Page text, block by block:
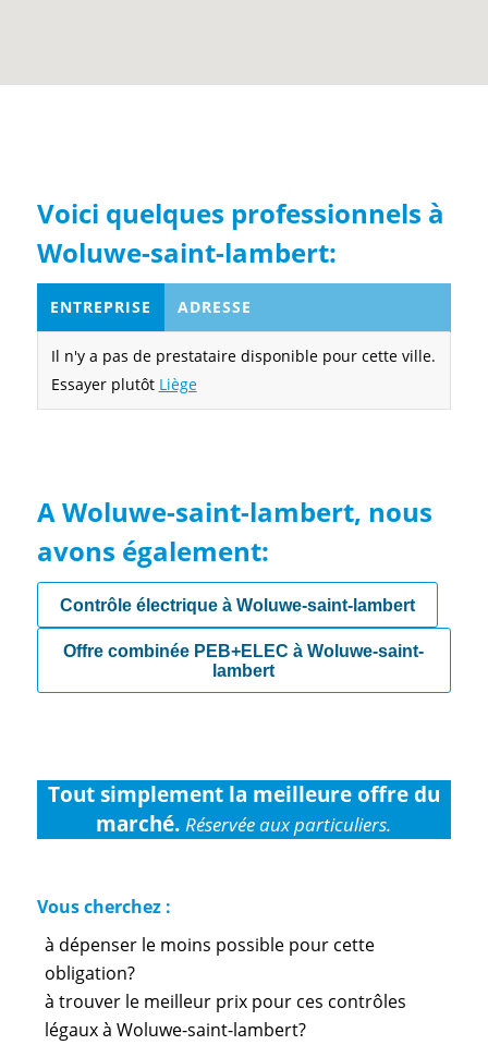
Voici quelques professionnels à
Woluwe-saint-lambert:
ENTREPRISE ADRESSE
Il n'y a pas de prestataire disponible pour cette ville.
Essayer plutôt Liège
A Woluwe-saint-lambert, nous
avons également:
Contrôle électrique à Woluwe-saint-lambert
Offre combinée PEB+ELEC à Woluwe-saint-
lambert
Tout simplement la meilleure offre du
marché.Réservée aux particuliers.
Vous cherchez :
à dépenser le moins possible pour cette
obligation?
à trouver le meilleur prix pour ces contrôles
légaux à Woluwe-saint-lambert?